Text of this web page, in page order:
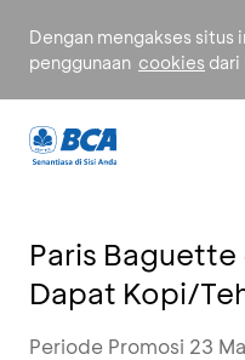
Dengan mengakses situs
penggunaan cookies dari
Paris Baguette
Dapat Kopi/
Periode Promosi 23